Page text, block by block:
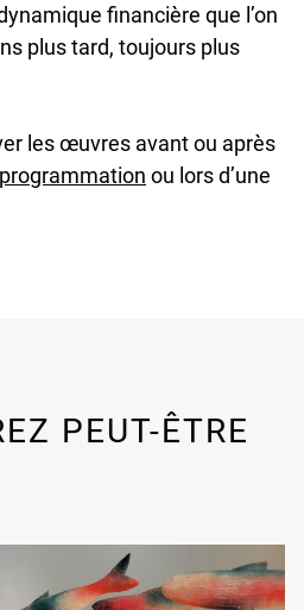
financière que l’on
plus tard, toujours plus
les œuvres avant ou après
programmation ou lors d’une
PEUT-ÊTRE